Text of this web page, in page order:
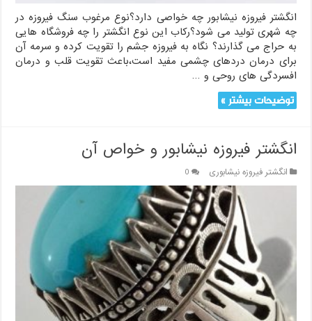
انگشتر فیروزه نیشابور چه خواصی دارد؟نوع مرغوب سنگ فیروزه در
چه شهری تولید می شود؟رکاب این نوع انگشتر را چه فروشگاه هایی
به حراج می گذارند؟ نگاه به فیروزه جشم را تقویت کرده و سرمه آن
برای درمان دردهای چشمی مفید است،باعث تقویت قلب و درمان
افسردگی های روحی و …
توضیحات بیشتر »
انگشتر فیروزه نیشابور و خواص آن
انگشتر فیروزه نیشابوری 0